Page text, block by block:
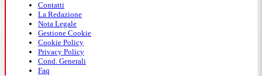
Contatti
La Redazione
Nota Legale
Gestione Cookie
Cookie Policy
Privacy Policy
Cond. Generali
Faq